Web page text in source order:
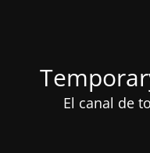
El canal de